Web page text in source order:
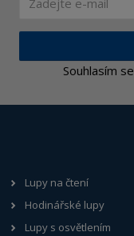
Souhlasím se
Lupy na čtení
Hodinářské lupy
Lupy s osvětlením